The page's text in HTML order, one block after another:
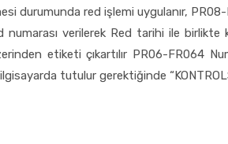
durumunda red işlemi uygulanır,
numarası verilerek Red tarihi ile
etiketi çıkartılır PR06-FR064
tutulur gerektiğinde